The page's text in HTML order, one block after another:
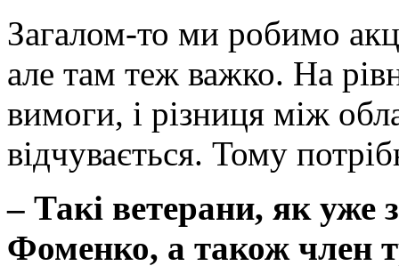
Загалом-то ми робимо
але там теж важко. На
вимоги, і різниця між
відчувається. Тому
– Такі ветерани, як уже
Фоменко, а також член